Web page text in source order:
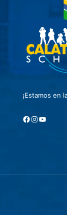
¡Estamos en
Facebook
Instagram
YouTube